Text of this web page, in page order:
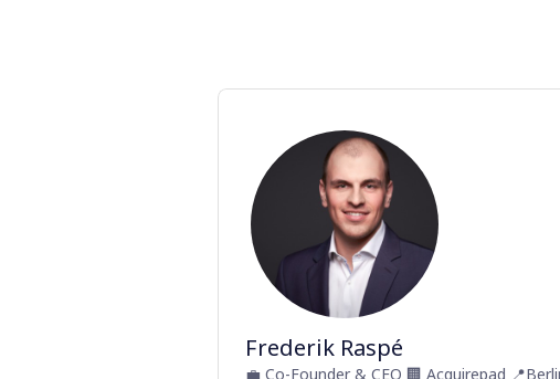
Frederik Raspé
💼 Co-Founder & CEO 🏢 Acquirepad 📍